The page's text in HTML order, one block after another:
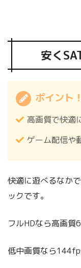
安く
ポイント！
高画質で快適
ゲーム配信や
快適に遊べるなか
ックです。
フルHDなら高画質
低中画質なら